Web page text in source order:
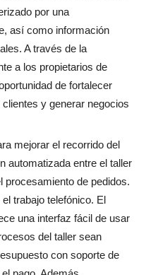
por una
así como información
A través de la
a los propietarios de
de fortalecer
y generar negocios
mejorar el recorrido del
automatizada entre el taller
de pedidos.
trabajo telefónico. El
una interfaz fácil de usar
del taller sean
con soporte de